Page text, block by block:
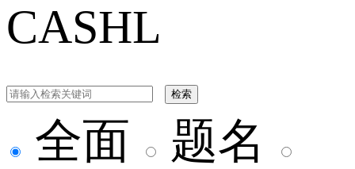
CASHL
检索
全面
题名